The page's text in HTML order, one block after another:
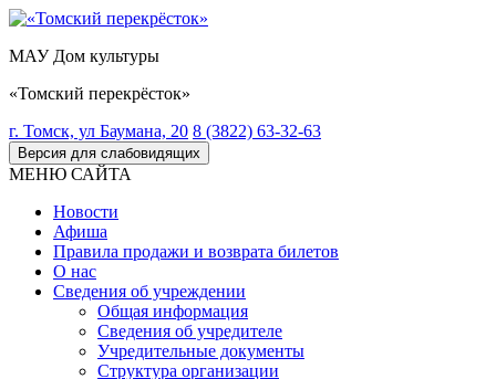
МАУ Дом культуры
«Томский перекрёсток»
г. Томск, ул Баумана, 20 8 (3822) 63-32-63
Версия для слабовидящих
МЕНЮ САЙТА
Новости
Афиша
Правила продажи и возврата билетов
О нас
Сведения об учреждении
Общая информация
Сведения об учредителе
Учредительные документы
Структура организации